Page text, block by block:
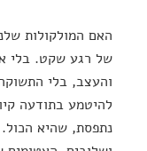
האם המולקולות
של רגע שקט. בלי
והעצב, בלי
להיטמע בתודעה
נתפסת, שהיא